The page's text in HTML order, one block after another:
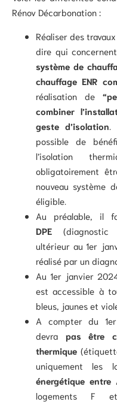
Rénov Décarbonation :
Réaliser des
dire qui
système de
chauffage ENR
réalisation de
combiner
geste d’isolation
possible de
l’isolation
obligatoirement
nouveau système
éligible.
Au préalable, il
DPE (diagnostic
ultérieur au 1er
réalisé par un
Au 1er janvier
est accessible à
bleus, jaunes et
A compter du
devra pas être
thermique
uniquement les
énergétique
logements F